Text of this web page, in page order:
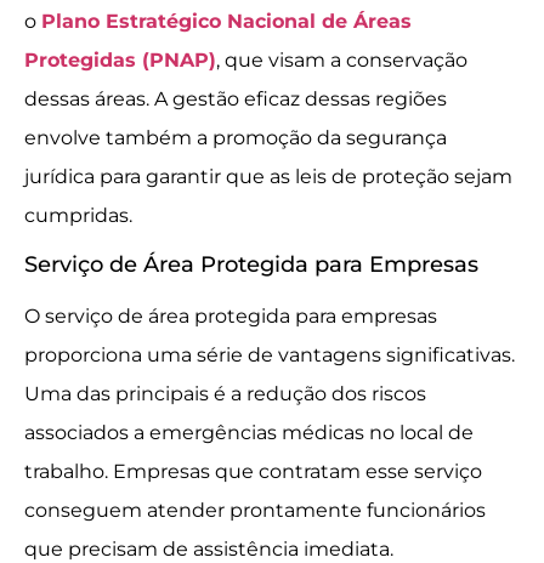
o Plano Estratégico Nacional de Áreas
Protegidas (PNAP), que visam a conservação
dessas áreas. A gestão eficaz dessas regiões
envolve também a promoção da segurança
jurídica para garantir que as leis de proteção sejam
cumpridas.
Serviço de Área Protegida para Empresas
O serviço de área protegida para empresas
proporciona uma série de vantagens significativas.
Uma das principais é a redução dos riscos
associados a emergências médicas no local de
trabalho. Empresas que contratam esse serviço
conseguem atender prontamente funcionários
que precisam de assistência imediata.